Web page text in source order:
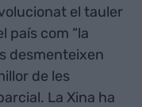
el tauler
país com “la
desmenteixen
de les
La Xina ha